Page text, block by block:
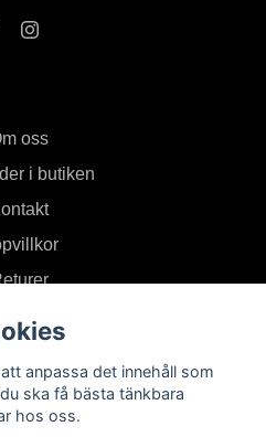
oss
i butiken
vårt nyhetsbrev
anpassa det innehåll som
ska få bästa tänkbara
hos oss.